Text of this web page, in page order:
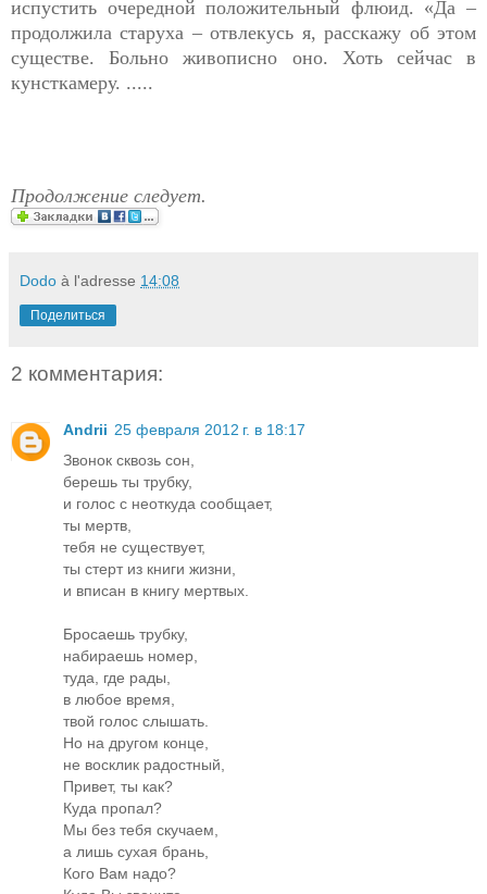
испустить очередной положительный флюид. «Да –
продолжила старуха – отвлекусь я, расскажу об этом
существе. Больно живописно оно. Хоть сейчас в
кунсткамеру. .....
Продолжение следует.
Dodo à l'adresse 14:08
Поделиться
2 комментария:
Andrii 25 февраля 2012 г. в 18:17
Звонок сквозь сон,
берешь ты трубку,
и голос с неоткуда сообщает,
ты мертв,
тебя не существует,
ты стерт из книги жизни,
и вписан в книгу мертвых.
Бросаешь трубку,
набираешь номер,
туда, где рады,
в любое время,
твой голос слышать.
Но на другом конце,
не восклик радостный,
Привет, ты как?
Куда пропал?
Мы без тебя скучаем,
а лишь сухая брань,
Кого Вам надо?